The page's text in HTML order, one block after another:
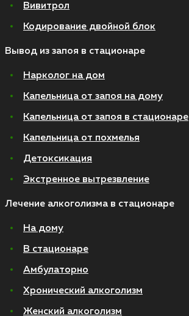
Вивитрол
Кодирование двойной блок
Вывод из запоя в стационаре
Нарколог на дом
Капельница от запоя на дому
Капельница от запоя в стационаре
Капельница от похмелья
Детоксикация
Экстренное вытрезвление
Лечение алкоголизма в стационаре
На дому
В стационаре
Амбулаторно
Хронический алкоголизм
Женский алкоголизм